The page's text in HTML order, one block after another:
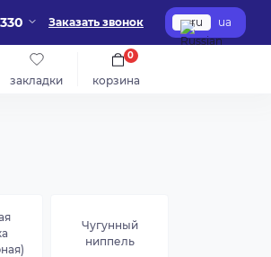
Заказать звонок ru ua
закладки корзина
0
Чугунный
ниппель